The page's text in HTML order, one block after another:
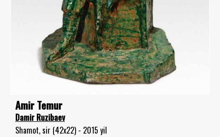
Amir Temur
Damir Ruzibaev
Shamot, sir (42x22) - 2015 yil